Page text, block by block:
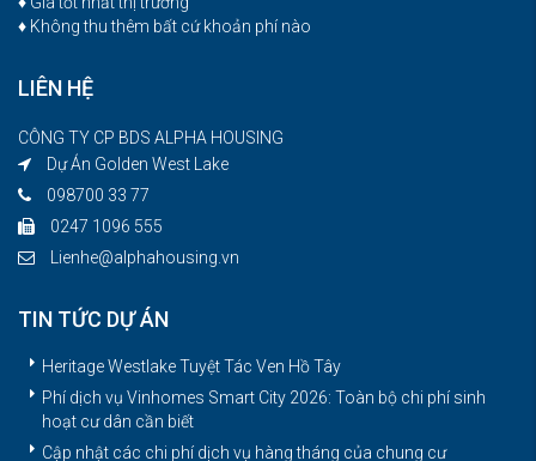
♦ Không thu thêm bất cứ khoản phí nào
LIÊN HỆ
CÔNG TY CP BDS ALPHA HOUSING
Dự Án Golden West Lake
098700 33 77
0247 1096 555
Lienhe@alphahousing.vn
TIN TỨC DỰ ÁN
Heritage Westlake Tuyệt Tác Ven Hồ Tây
Phí dịch vụ Vinhomes Smart City 2026: Toàn bộ chi phí sinh
hoạt cư dân cần biết
Cập nhật các chi phí dịch vụ hàng tháng của chung cư